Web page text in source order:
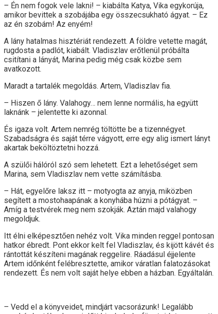
– Én nem fogok vele lakni! – kiabálta Katya, Vika egykorúja,
amikor bevittek a szobájába egy összecsukható ágyat. – Ez
az én szobám! Az enyém!
A lány hatalmas hisztériát rendezett. A földre vetette magát,
rugdosta a padlót, kiabált. Vladiszlav erőtlenül próbálta
csitítani a lányát, Marina pedig még csak közbe sem
avatkozott.
Maradt a tartalék megoldás. Artem, Vladiszlav fia.
– Hiszen ő lány. Valahogy… nem lenne normális, ha együtt
laknánk – jelentette ki azonnal.
És igaza volt. Artem nemrég töltötte be a tizennégyet.
Szabadságra és saját térre vágyott, erre egy alig ismert lányt
akartak beköltöztetni hozzá.
A szülői hálóról szó sem lehetett. Ezt a lehetőséget sem
Marina, sem Vladiszlav nem vette számításba.
– Hát, egyelőre laksz itt – motyogta az anyja, miközben
segített a mostohaapának a konyhába húzni a pótágyat. –
Amíg a testvérek meg nem szokják. Aztán majd valahogy
megoldjuk.
Itt élni elképesztően nehéz volt. Vika minden reggel pontosan
hatkor ébredt. Pont ekkor kelt fel Vladiszlav, és kijött kávét és
rántottát készíteni magának reggelire. Ráadásul éjjelente
Artem időnként felébresztette, amikor váratlan falatozásokat
rendezett. És nem volt saját helye ebben a házban. Egyáltalán.
– Vedd el a könyveidet, mindjárt vacsorázunk! Legalább